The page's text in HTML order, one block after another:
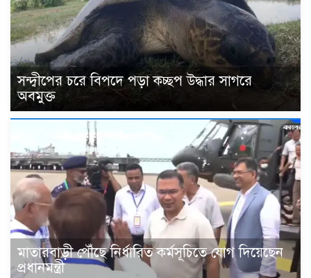
সন্দ্বীপের চরে বিপদে পড়া কচ্ছপ উদ্ধার সাগরে
অবমুক্ত
মাতারবাড়ী পৌঁছে নির্ধারিত কর্মসূচিতে যোগ দিয়েছেন
প্রধানমন্ত্রী